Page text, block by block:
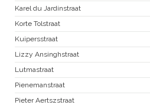
Karel du Jardinstraat
Korte Tolstraat
Kuipersstraat
Lizzy Ansinghstraat
Lutmastraat
Pienemanstraat
Pieter Aertszstraat